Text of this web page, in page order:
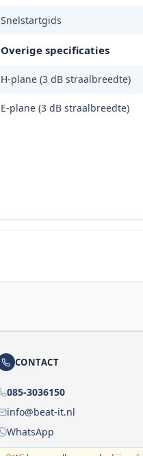
Snelstartgids
Overige specificaties
H-plane (3 dB straalbreedte)
E-plane (3 dB straalbreedte)
CONTACT
085-3036150
info@beat-it.nl
WhatsApp